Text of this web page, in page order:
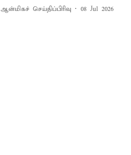
ஆன்மிகச் செய்திப்பிரிவு 08 Jul 2026